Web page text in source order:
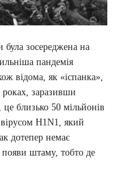
зосереджена на
пандемія
відома, як «іспанка»,
заразивши
близько 50 мільйонів
H1N1, який
дотепер немає
появи штаму, тобто де